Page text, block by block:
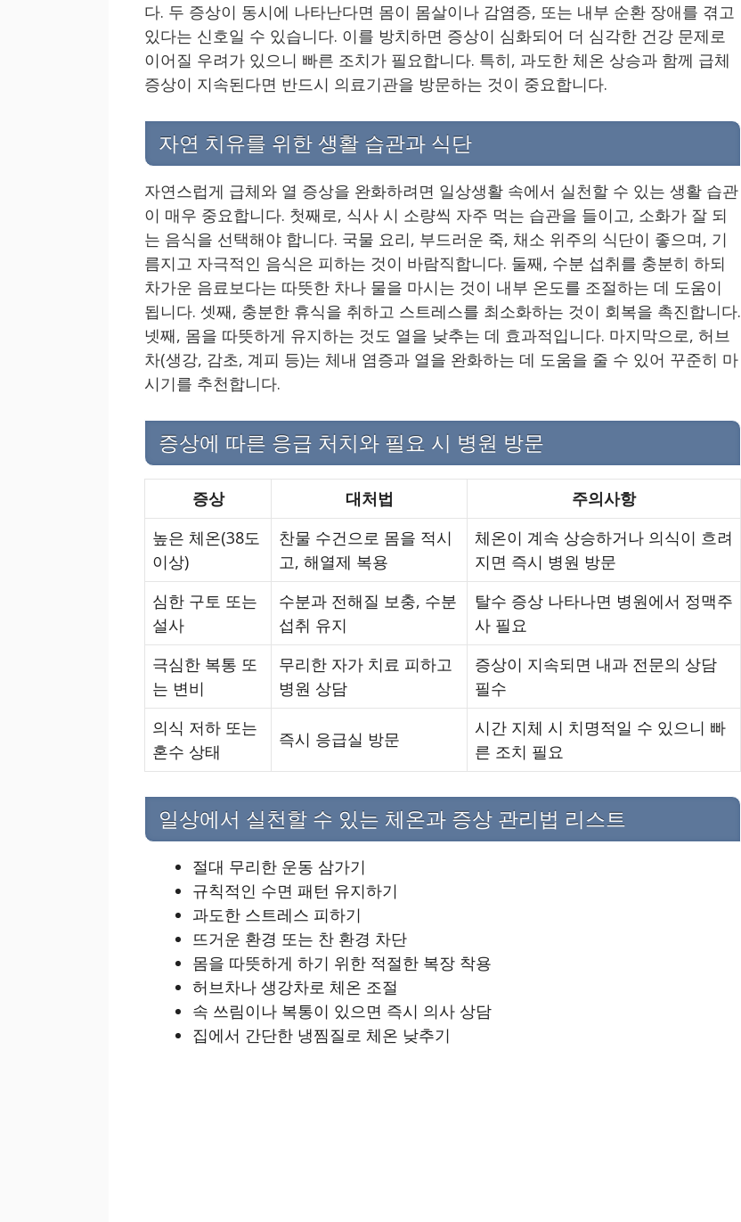
다. 두 증상이 동시에 나타난다면 몸이 몸살이나 감염증, 또는 내부 순환 장애를 겪고
있다는 신호일 수 있습니다. 이를 방치하면 증상이 심화되어 더 심각한 건강 문제로
이어질 우려가 있으니 빠른 조치가 필요합니다. 특히, 과도한 체온 상승과 함께 급체
증상이 지속된다면 반드시 의료기관을 방문하는 것이 중요합니다.
자연 치유를 위한 생활 습관과 식단
자연스럽게 급체와 열 증상을 완화하려면 일상생활 속에서 실천할 수 있는 생활 습관
이 매우 중요합니다. 첫째로, 식사 시 소량씩 자주 먹는 습관을 들이고, 소화가 잘 되
는 음식을 선택해야 합니다. 국물 요리, 부드러운 죽, 채소 위주의 식단이 좋으며, 기
름지고 자극적인 음식은 피하는 것이 바람직합니다. 둘째, 수분 섭취를 충분히 하되
차가운 음료보다는 따뜻한 차나 물을 마시는 것이 내부 온도를 조절하는 데 도움이
됩니다. 셋째, 충분한 휴식을 취하고 스트레스를 최소화하는 것이 회복을 촉진합니다.
넷째, 몸을 따뜻하게 유지하는 것도 열을 낮추는 데 효과적입니다. 마지막으로, 허브
차(생강, 감초, 계피 등)는 체내 염증과 열을 완화하는 데 도움을 줄 수 있어 꾸준히 마
시기를 추천합니다.
증상에 따른 응급 처치와 필요 시 병원 방문
증상 대처법
주의사항
높은 체온(38도
이상)
찬물 수건으로 몸을 적시
고, 해열제 복용
체온이 계속 상승하거나 의식이 흐려
지면 즉시 병원 방문
심한 구토 또는
설사
수분과 전해질 보충, 수분
섭취 유지
탈수 증상 나타나면 병원에서 정맥주
사 필요
극심한 복통 또
는 변비
무리한 자가 치료 피하고
병원 상담
증상이 지속되면 내과 전문의 상담
필수
의식 저하 또는
혼수 상태
즉시 응급실 방문
시간 지체 시 치명적일 수 있으니 빠
른 조치 필요
일상에서 실천할 수 있는 체온과 증상 관리법 리스트
절대 무리한 운동 삼가기
규칙적인 수면 패턴 유지하기
과도한 스트레스 피하기
뜨거운 환경 또는 찬 환경 차단
몸을 따뜻하게 하기 위한 적절한 복장 착용
허브차나 생강차로 체온 조절
속 쓰림이나 복통이 있으면 즉시 의사 상담
집에서 간단한 냉찜질로 체온 낮추기